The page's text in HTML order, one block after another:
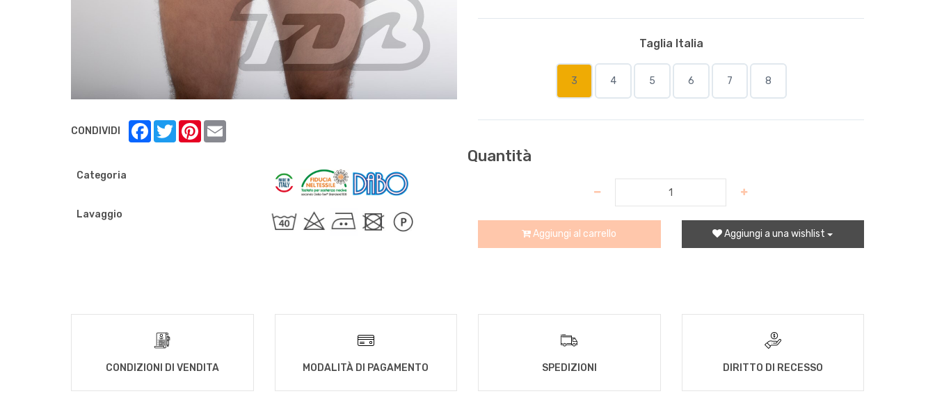
CONDIVIDI FacebookTwitterPinterest
Categoria
Lavaggio
Taglia Italia
3 4 5 6 7 8
Quantità
Aggiungi al carrello Aggiungi a una wishlist
CONDIZIONI DI VENDITA MODALITÀ DI PAGAMENTO SPEDIZIONI DIRITTO DI RECESSO